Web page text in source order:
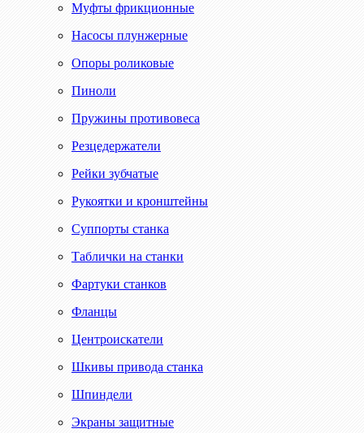
Муфты фрикционные
Насосы плунжерные
Опоры роликовые
Пиноли
Пружины противовеса
Резцедержатели
Рейки зубчатые
Рукоятки и кронштейны
Суппорты станка
Таблички на станки
Фартуки станков
Фланцы
Центроискатели
Шкивы привода станка
Шпиндели
Экраны защитные